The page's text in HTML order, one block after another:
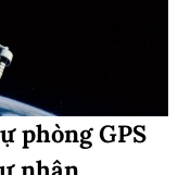
phòng GPS